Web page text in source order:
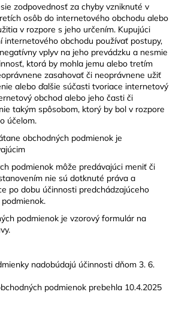
zodpovednosť za chyby vzniknuté v
osôb do internetového obchodu alebo
v rozpore s jeho určením. Kupujúci
internetového obchodu používať postupy,
vplyv na jeho prevádzku a nesmie
ktorá by mohla jemu alebo tretím
zasahovať či neoprávnene užiť
alebo ďalšie súčasti tvoriace internetový
obchod alebo jeho časti či
takým spôsobom, ktorý by bol v rozpore
účelom.
obchodných podmienok je
podmienok môže predávajúci meniť či
nie sú dotknuté práva a
po dobu účinnosti predchádzajúceho
podmienok je vzorový formulár na
nadobúdajú účinnosti dňom 3. 6.
podmienok prebehla 10.4.2025